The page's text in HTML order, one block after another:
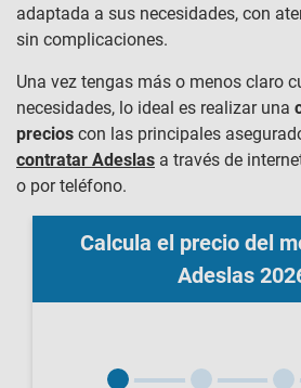
adaptada a sus necesidades, con
sin complicaciones.
Una vez tengas más o menos claro
necesidades, lo ideal es realizar una
precios con las principales
contratar Adeslas a través de
o por teléfono.
Calcula el precio del
Adeslas